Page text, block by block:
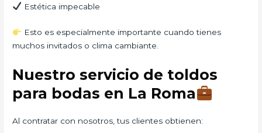
Estética impecable
Esto es especialmente importante cuando tienes
muchos invitados o clima cambiante.
Nuestro servicio de toldos
para bodas en La Roma
Al contratar con nosotros, tus clientes obtienen: